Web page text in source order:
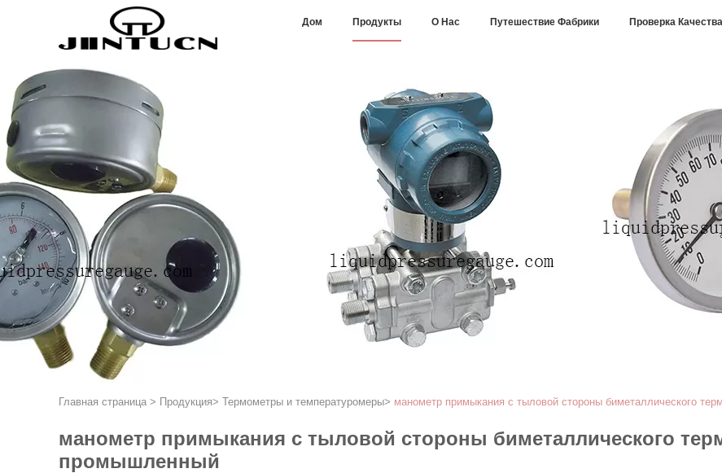
Дом Продукты О Нас Путешествие Фабрики Проверка Качества
Главная страница > Продукция> Термометры и температуромеры> манометр примыкания с тыловой стороны биметаллического
манометр примыкания с тыловой стороны биметаллического
промышленный